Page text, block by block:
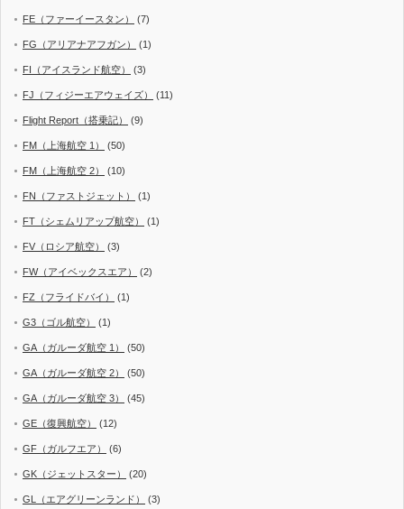
FE（ファーイースタン） (7)
FG（アリアナアフガン） (1)
FI（アイスランド航空） (3)
FJ（フィジーエアウェイズ） (11)
Flight Report（搭乗記） (9)
FM（上海航空 1） (50)
FM（上海航空 2） (10)
FN（ファストジェット） (1)
FT（シェムリアップ航空） (1)
FV（ロシア航空） (3)
FW（アイベックスエア） (2)
FZ（フライドバイ） (1)
G3（ゴル航空） (1)
GA（ガルーダ航空 1） (50)
GA（ガルーダ航空 2） (50)
GA（ガルーダ航空 3） (45)
GE（復興航空） (12)
GF（ガルフエア） (6)
GK（ジェットスター） (20)
GL（エアグリーンランド） (3)